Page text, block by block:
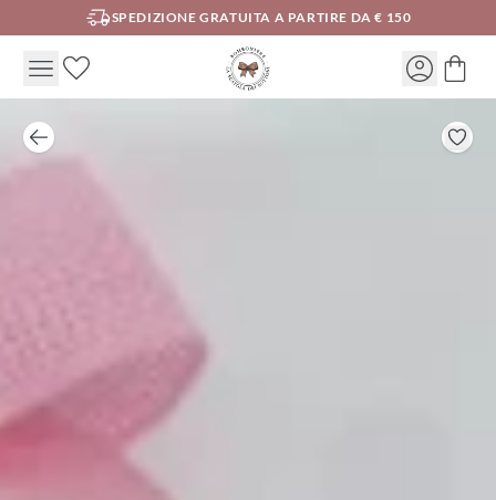
SPEDIZIONE GRATUITA A PARTIRE DA € 150